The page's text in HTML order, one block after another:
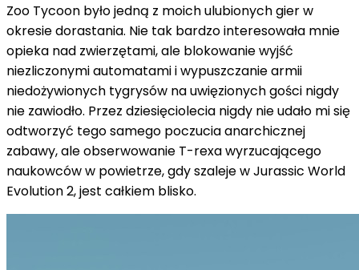
Zoo Tycoon było jedną z moich ulubionych gier w
okresie dorastania. Nie tak bardzo interesowała mnie
opieka nad zwierzętami, ale blokowanie wyjść
niezliczonymi automatami i wypuszczanie armii
niedożywionych tygrysów na uwięzionych gości nigdy
nie zawiodło. Przez dziesięciolecia nigdy nie udało mi się
odtworzyć tego samego poczucia anarchicznej
zabawy, ale obserwowanie T-rexa wyrzucającego
naukowców w powietrze, gdy szaleje w Jurassic World
Evolution 2, jest całkiem blisko.